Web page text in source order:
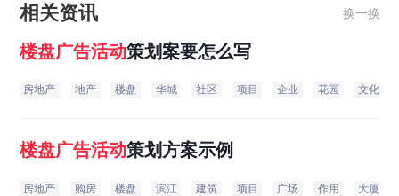
相关资讯 换一换
楼盘广告活动策划案要怎么写
房地产 地产 楼盘 华城 社区 项目 企业 花园 文化
楼盘广告活动策划方案示例
房地产 购房 楼盘 滨江 建筑 项目 广场 作用 大厦